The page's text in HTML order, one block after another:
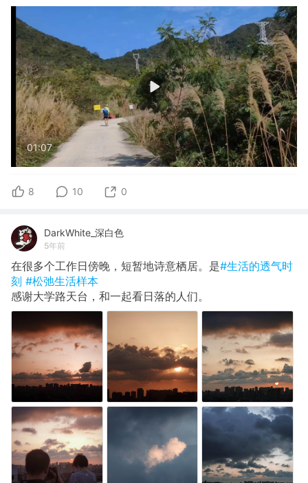
01:07
8 10 0
DarkWhite_深白色
5年前
在很多个工作日傍晚，短暂地诗意栖居。是#生活的透气时
刻 #松弛生活样本
感谢大学路天台，和一起看日落的人们。